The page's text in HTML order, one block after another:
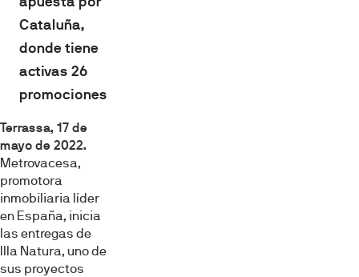
Cataluña,
donde tiene
activas 26
promociones
Terrassa, 17 de
mayo de 2022.
Metrovacesa,
promotora
inmobiliaria líder
en España, inicia
las entregas de
Illa Natura, uno de
sus proyectos